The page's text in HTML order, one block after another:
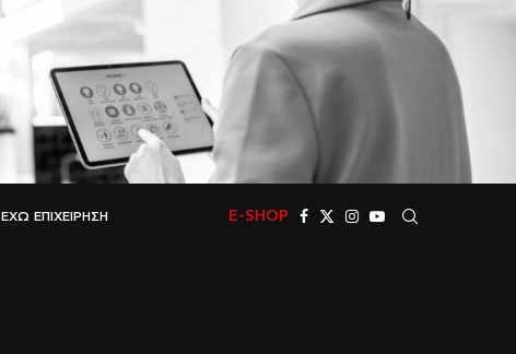
ΈΧΩ ΕΠΙΧΕΊΡΗΣΗ E-SHOP